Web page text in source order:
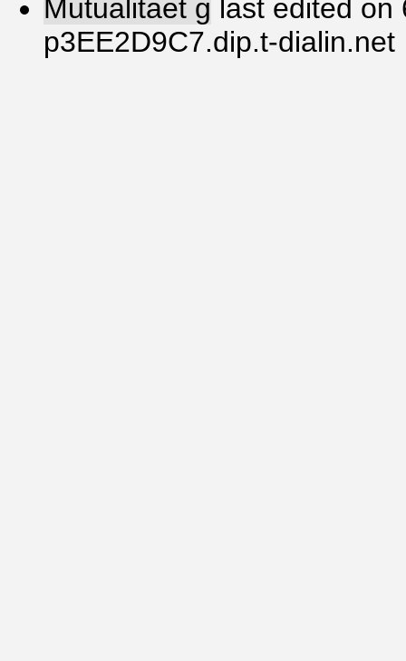
Mutualitaet g last edited on
p3EE2D9C7.dip.t-dialin.net